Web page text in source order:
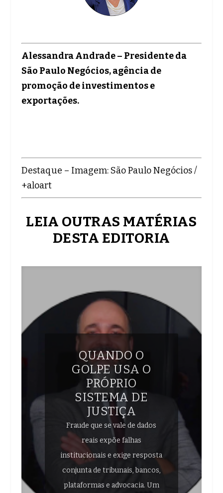
Alessandra Andrade – Presidente da
São Paulo Negócios, agência de
promoção de investimentos e
exportações.
Destaque – Imagem: São Paulo Negócios /
+aloart
LEIA OUTRAS MATÉRIAS
DESTA EDITORIA
QUANDO O
GOLPE USA O
PRÓPRIO
SISTEMA DE
JUSTIÇA
Fraude que se vale de dados
reais expõe falhas
institucionais e exige resposta
conjunta de tribunais, bancos,